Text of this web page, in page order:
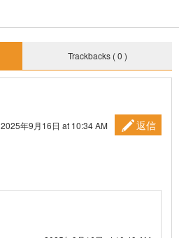
Trackbacks ( 0 )
2025年9月16日 at 10:34 AM
返信